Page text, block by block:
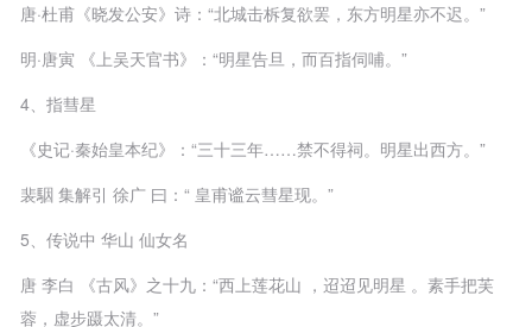
唐·杜甫《晓发公安》诗：“北城击柝复欲罢，东方明星亦不迟。”
明·唐寅 《上吴天官书》：“明星告旦，而百指伺哺。”
4、指彗星
《史记·秦始皇本纪》：“三十三年……禁不得祠。明星出西方。”
裴駰 集解引 徐广 曰：“ 皇甫谧云彗星现。”
5、传说中 华山 仙女名
唐 李白 《古风》之十九：“西上莲花山 ，迢迢见明星 。素手把芙
蓉，虚步蹑太清。”